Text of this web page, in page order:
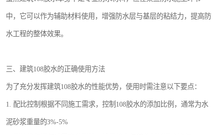
中，它可以作为辅助材料使用，增强防水层与基层的粘结力，提高防
水工程的整体效果。
三、建筑108胶水的正确使用方法
为了充分发挥建筑108胶水的性能优势，使用时需注意以下要点：
1. 配比控制根据不同施工需求，控制108胶水的添加比例，通常为水
泥砂浆重量的3%-5%